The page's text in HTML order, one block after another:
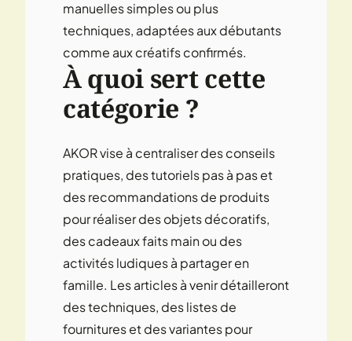
manuelles simples ou plus
techniques, adaptées aux débutants
comme aux créatifs confirmés.
À quoi sert cette
catégorie ?
AKOR vise à centraliser des conseils
pratiques, des tutoriels pas à pas et
des recommandations de produits
pour réaliser des objets décoratifs,
des cadeaux faits main ou des
activités ludiques à partager en
famille. Les articles à venir détailleront
des techniques, des listes de
fournitures et des variantes pour